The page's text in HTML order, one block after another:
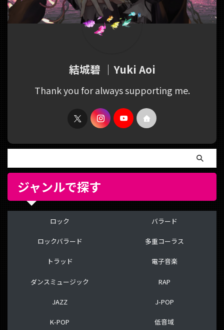
結城碧 ｜Yuki Aoi
Thank you for always supporting me.
ジャンルで探す
ロック
ロックバラード
トラッド
ダンスミュージック
JAZZ
K-POP
バラード
多重コーラス
電子音楽
RAP
J-POP
低音域